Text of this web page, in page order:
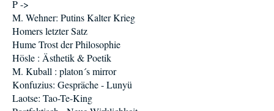
P ->
M. Wehner: Putins Kalter Krieg
Homers letzter Satz
Hume Trost der Philosophie
Hösle : Ästhetik & Poetik
M. Kuball : platon´s mirror
Konfuzius: Gespräche - Lunyü
Laotse: Tao-Te-King